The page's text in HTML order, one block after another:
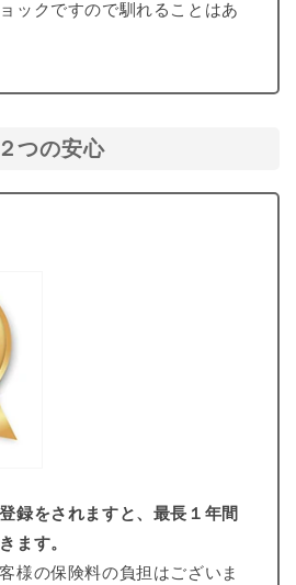
ックですので馴れることはあ
２つの安心
録をされますと、最長１年間
ます。
様の保険料の負担はございま